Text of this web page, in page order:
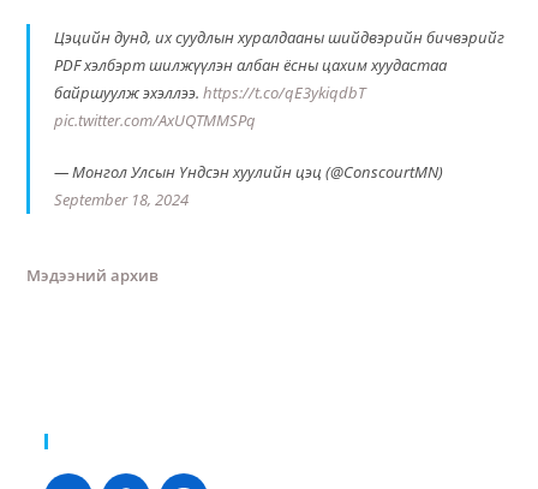
Цэцийн дунд, их суудлын хуралдааны шийдвэрийн бичвэрийг
PDF хэлбэрт шилжүүлэн албан ёсны цахим хуудастаа
байршуулж эхэллээ.https://t.co/qE3ykiqdbT
pic.twitter.com/AxUQTMMSPq
— Монгол Улсын Үндсэн хуулийн цэц (@ConscourtMN)
September 18, 2024
Мэдээний архив